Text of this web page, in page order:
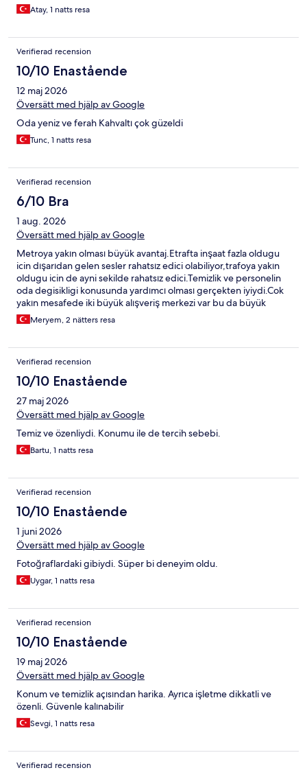
Atay, 1 natts resa
Verifierad recension
10/10 Enastående
12 maj 2026
Översätt med hjälp av Google
Oda yeniz ve ferah Kahvaltı çok güzeldi
Tunc, 1 natts resa
Verifierad recension
6/10 Bra
1 aug. 2026
Översätt med hjälp av Google
Metroya yakın olması büyük avantaj.Etrafta inşaat fazla oldugu
icin dışarıdan gelen sesler rahatsız edici olabiliyor,trafoya yakın
oldugu icin de ayni sekilde rahatsız edici.Temizlik ve personelin
oda degisikligi konusunda yardımcı olması gerçekten iyiydi.Cok
yakın mesafede iki büyük alışveriş merkezi var bu da büyük
avantajdi bizim icin.
Meryem, 2 nätters resa
Verifierad recension
10/10 Enastående
27 maj 2026
Översätt med hjälp av Google
Temiz ve özenliydi. Konumu ile de tercih sebebi.
Bartu, 1 natts resa
Verifierad recension
10/10 Enastående
1 juni 2026
Översätt med hjälp av Google
Fotoğraflardaki gibiydi. Süper bi deneyim oldu.
Uygar, 1 natts resa
Verifierad recension
10/10 Enastående
19 maj 2026
Översätt med hjälp av Google
Konum ve temizlik açısından harika. Ayrıca işletme dikkatli ve
özenli. Güvenle kalınabilir
Sevgi, 1 natts resa
Verifierad recension